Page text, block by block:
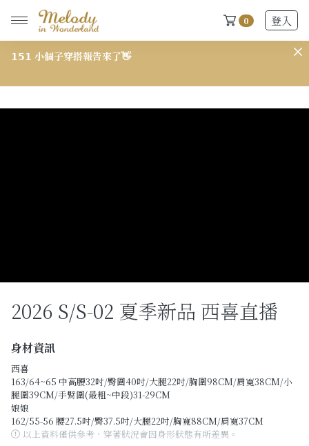
0 登入
New Arrivals
Past Collections
全部
現貨專區-可快速出貨
C字頭商品- 防曬披肩/好穿內衣
KOL選品
𝟭𝟱𝟭 小個子穿搭報告來了👋
2026 S/S-02 夏季新品 西喜直播
身材資訊
西喜
163/64~65 中高腰32吋/臀圍40吋/大腿22吋/胸圍98CM/肩寬38CM/小
腿圍39CM/手臂圍(最粗~中段)31-29CM
娘娘
162/55-56 腰27.5吋/臀37.5吋/大腿22吋/胸寬88CM/肩寬37CM
以上資料僅供參考，穿著狀況會因身形狀態有所差異。